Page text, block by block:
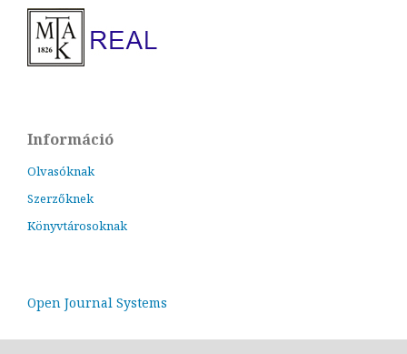
Információ
Olvasóknak
Szerzőknek
Könyvtárosoknak
Open Journal Systems